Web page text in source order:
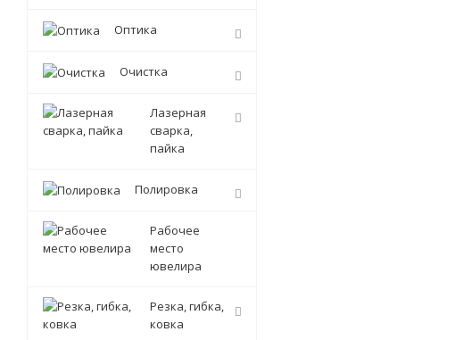
Оптика
Очистка
Лазерная
сварка,
пайка
Полировка
Рабочее
место
ювелира
Резка, гибка,
ковка